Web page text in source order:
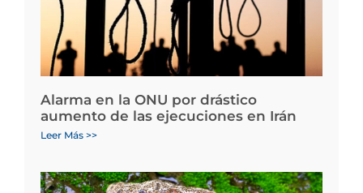
Alarma en la ONU por drástico
aumento de las ejecuciones en Irán
Leer Más >>